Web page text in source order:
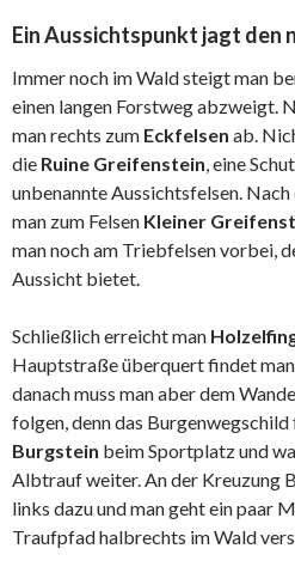
Ein Aussichtspunkt jagt den
Immer noch im Wald steigt man
einen langen Forstweg abzweigt.
man rechts zum Eckfelsen ab.
die Ruine Greifenstein, eine
unbenannte Aussichtsfelsen.
man zum Felsen Kleiner
man noch am Triebfelsen vorbei,
Aussicht bietet.
Schließlich erreicht man
Hauptstraße überquert findet
danach muss man aber dem
folgen, denn das
Burgstein beim Sportplatz und
Albtrauf weiter. An der Kreuzung
links dazu und man geht ein paar
Traufpfad halbrechts im Wald